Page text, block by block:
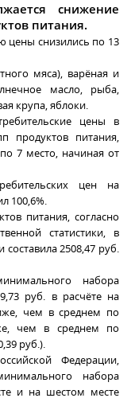
снижение
питания.
цены снизились по 13
мяса), варёная и
масло, рыба,
крупа, яблоки.
цены в
продуктов питания,
7 место, начиная от
цен на
100,6%.
питания, согласно
статистики, в
2508,47 руб.
набора
руб. в расчёте на
чем в среднем по
чем в среднем по
руб.).
Федерации,
набора
и на шестом месте